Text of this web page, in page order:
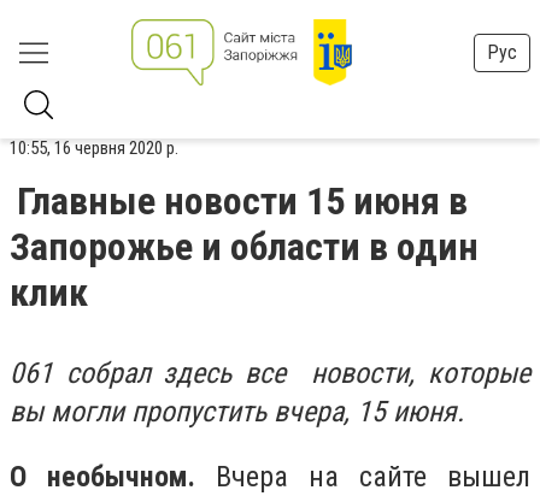
Рус
10:55, 16 червня 2020 р.
Главные новости 15 июня в
Запорожье и области в один
клик
061 собрал здесь все новости, которые
вы могли пропустить вчера, 15 июня.
О необычном. Вчера на сайте вышел